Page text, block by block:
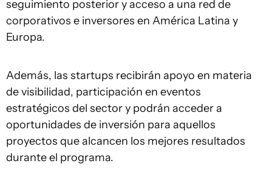
seguimiento posterior y acceso a una red de
corporativos e inversores en América Latina y
Europa.
Además, las startups recibirán apoyo en materia
de visibilidad, participación en eventos
estratégicos del sector y podrán acceder a
oportunidades de inversión para aquellos
proyectos que alcancen los mejores resultados
durante el programa.